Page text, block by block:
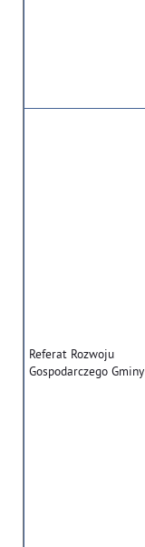
Referat Rozwoju
Gospodarczego Gminy